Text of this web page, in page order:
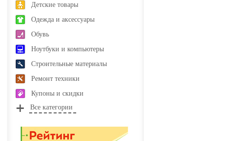
Детские товары
Одежда и аксессуары
Обувь
Ноутбуки и компьютеры
Строительные материалы
Ремонт техники
Купоны и скидки
Все категории